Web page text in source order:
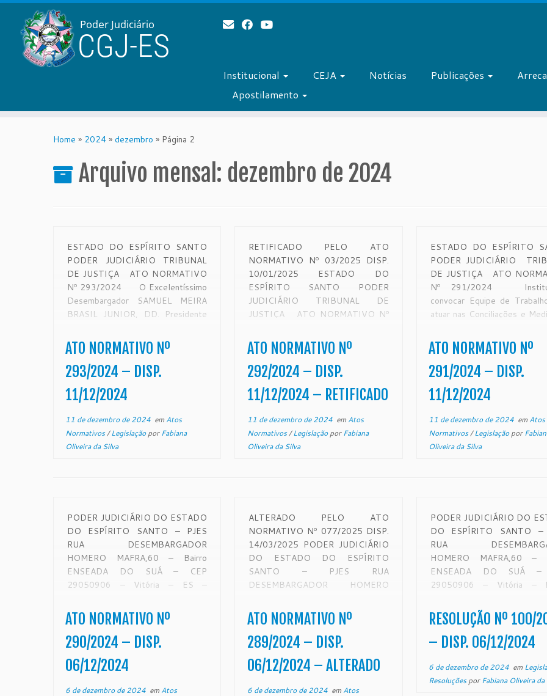
Institucional CEJA Notícias Publicações
Apostilamento
Home » 2024 » dezembro » Página 2
Arquivo mensal: dezembro de 2024
ESTADO DO ESPÍRITO SANTO
PODER JUDICIÁRIO TRIBUNAL
DE JUSTIÇA ATO NORMATIVO
Nº 293/2024 O Excelentíssimo
Desembargador SAMUEL MEIRA
BRASIL JUNIOR, DD. Presidente
Estado do Espírito Santo, no uso de
suas atribuições legais e,
CONSIDERANDO o disposto no
art. 58, da Resolução nº […]
ATO NORMATIVO Nº
293/2024 – DISP.
11/12/2024
11 de dezembro de 2024 em Atos
Normativos/LegislaçãoporFabiana
Oliveira da Silva
RETIFICADO PELO ATO
NORMATIVO Nº 03/2025 DISP.
10/01/2025 ESTADO DO
ESPÍRITO SANTO PODER
JUDICIÁRIO TRIBUNAL DE
JUSTIÇA ATO NORMATIVO Nº
Equipe de Trabalho para atuar na
Pauta Concentrada de Conciliação,
nos processos em tramite na
Comarca de Vila Velha/ES, no
período de 02 a […]
ATO NORMATIVO Nº
292/2024 – DISP.
11/12/2024 – RETIFICADO
11 de dezembro de 2024em Atos
Normativos/LegislaçãoporFabiana
Oliveira da Silva
ESTADO DO ESPÍRITO
PODER JUDICIÁRIO
DE JUSTIÇA ATO
Nº 291/2024
convocar Equipe de
atuar nas Conciliações e
Judiciário de Solução de
Cidadania, 10° CEJUSC –
Mateus, pelo período de 06
meses a partir de […]
ATO NORMATIVO Nº
291/2024 – DISP.
11/12/2024
11 de dezembro de 2024em Atos
Normativos/Legislaçãopor
Oliveira da Silva
PODER JUDICIÁRIO DO ESTADO
DO ESPÍRITO SANTO – PJES
RUA DESEMBARGADOR
HOMERO MAFRA,60 – Bairro
ENSEADA DO SUÁ – CEP
29050906 – Vitória – ES –
NORMATIVO 290/2024 Dispõe
sobre a regularização de processos
não movimentados em condições
sugestivas de arquivamento. O
Excelentíssimo Senhor
ATO NORMATIVO Nº
290/2024 – DISP.
06/12/2024
6 de dezembro de 2024 em Atos
ALTERADO PELO ATO
NORMATIVO Nº 077/2025 DISP.
14/03/2025 PODER JUDICIÁRIO
DO ESTADO DO ESPÍRITO
SANTO – PJES RUA
DESEMBARGADOR HOMERO
SUÁ – CEP 29050906 – Vitória –
ES – www.tjes.jus.br ATO
NORMATIVO Nº 289/2024 O
Exmº Sr. Desembargador Samuel
Meira Brasil Júnior, […]
ATO NORMATIVO Nº
289/2024 – DISP.
06/12/2024 – ALTERADO
6 de dezembro de 2024em Atos
PODER JUDICIÁRIO DO
DO ESPÍRITO SANTO –
RUA
HOMERO MAFRA,60 –
ENSEADA DO SUÁ –
29050906 – Vitória –
100/2024 Reestrutura o
Gestor de Incentivo à
Institucional Feminina e
Gênero no Poder Judiciário do
RESOLUÇÃO Nº 100/
– DISP. 06/12/2024
6 de dezembro de 2024em
ResoluçõesporFabiana Oliveira da